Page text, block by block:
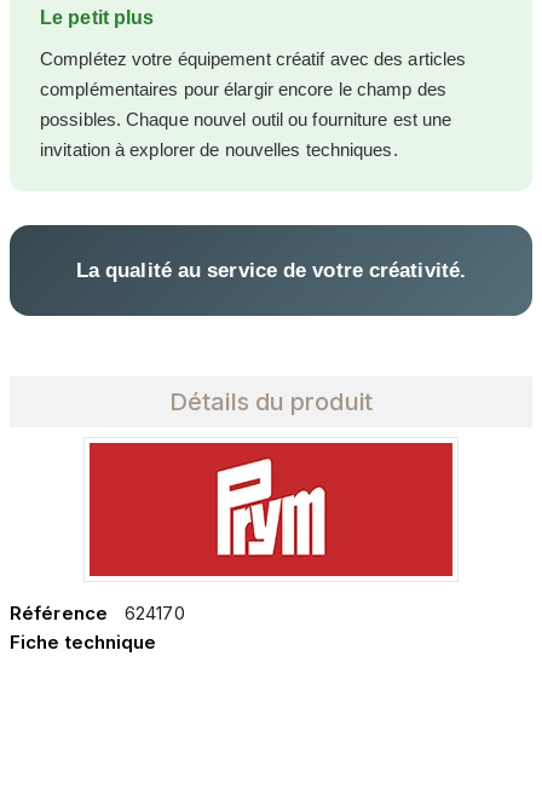
Le petit plus
Complétez votre équipement créatif avec des articles
complémentaires pour élargir encore le champ des
possibles. Chaque nouvel outil ou fourniture est une
invitation à explorer de nouvelles techniques.
La qualité au service de votre créativité.
Détails du produit
Référence
624170
Fiche technique